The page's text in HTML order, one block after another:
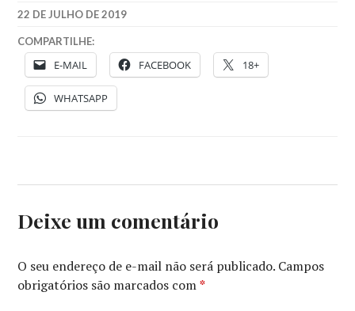
22 DE JULHO DE 2019
COMPARTILHE:
E-MAIL FACEBOOK 18+
WHATSAPP
Deixe um comentário
O seu endereço de e-mail não será publicado. Campos
obrigatórios são marcados com*